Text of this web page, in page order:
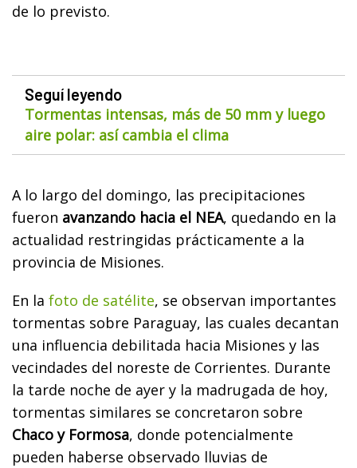
de lo previsto.
Seguí leyendo
Tormentas intensas, más de 50 mm y luego
aire polar: así cambia el clima
A lo largo del domingo, las precipitaciones
fueron avanzando hacia el NEA, quedando en la
actualidad restringidas prácticamente a la
provincia de Misiones.
En la foto de satélite, se observan importantes
tormentas sobre Paraguay, las cuales decantan
una influencia debilitada hacia Misiones y las
vecindades del noreste de Corrientes. Durante
la tarde noche de ayer y la madrugada de hoy,
tormentas similares se concretaron sobre
Chaco y Formosa, donde potencialmente
pueden haberse observado lluvias de